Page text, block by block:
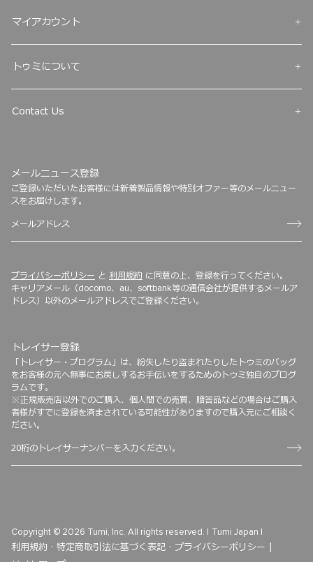
マイアカウント
トゥミについて
Contact Us
メールニュース登録
ご登録いただいたお客様には新着製品情報や特別オファー等のメールニュー
スをお届けします。
プライバシーポリシー と 利用規約 に同意の上、登録を行ってください。
キャリアメール（docomo、au、softbank等の通信会社が提供するメールア
ドレス）以外のメールアドレスでご登録ください。
トレイサー登録
「トレイサー・プログラム」は、紛失したり盗まれたりしたトゥミのバッグ
をお客様の元へ無事にお戻しするお手伝いをするためのトゥミ独自のプログ
ラムです。
※正規販売店以外でのご購入、個人間での売買、贈答品などの場合はご購入
者様がすでに登録を済まされている可能性がありますので購入元にご相談く
ださい。
Copyright © 2026 Tumi, Inc. All rights reserved. | Tumi Japan |
利用規約 · 特定商取引法に基づく表記 · プライバシーポリシー |